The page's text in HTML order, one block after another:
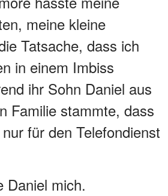
meine kleine
Tatsache, dass ich
in einem Imbiss
ihr Sohn Daniel aus
Familie stammte, dass
für den Telefondienst
Daniel mich.